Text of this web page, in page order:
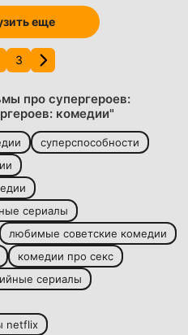
еще
3
про супергероев:
комедии"
суперспособности
сериалы
любимые советские комедии
комедии про секс
сериалы
netflix